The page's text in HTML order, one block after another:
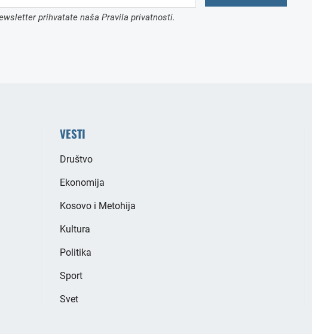
prihvatate naša Pravila privatnosti.
VESTI
Društvo
Ekonomija
Kosovo i Metohija
Kultura
Politika
Sport
Svet